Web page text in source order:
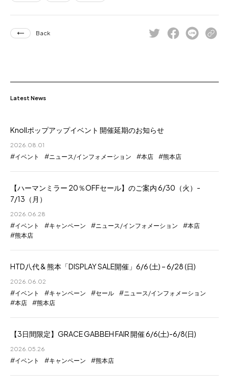
Back
Latest News
Knollポップアップイベント 開催延期のお知らせ
2026.08.01
イベント ニュース/インフォメーション 本店 熊本店
【ハーマンミラー 20％OFFセール】のご案内 6/30（火）-
7/13（月）
2026.06.28
イベント キャンペーン ニュース/インフォメーション
本店
熊本店
HTD八代 & 熊本「DISPLAY SALE開催」6/6 (土) – 6/28 (日)
2026.06.02
イベント キャンペーン セール
ニュース/インフォメーション
本店
熊本店
【3日間限定】GRACE GABBEH FAIR 開催 6/6(土)-6/8(日)
2026.05.26
イベント キャンペーン 熊本店